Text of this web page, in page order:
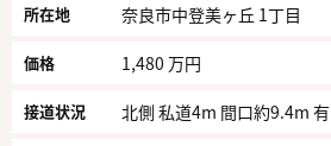
所在地 奈良市中登美ヶ丘 1丁目
価格 1,480 万円
接道状況 北側 私道4m 間口約9.4m 有